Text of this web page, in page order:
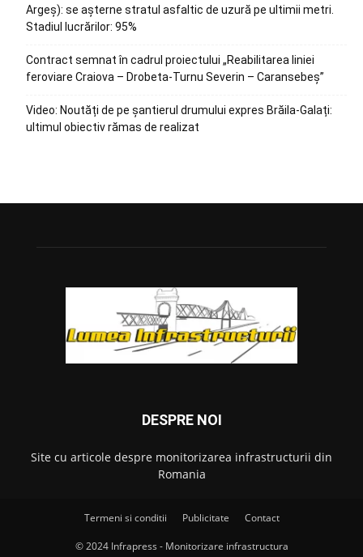
Argeș): se așterne stratul asfaltic de uzură pe ultimii metri.
Stadiul lucrărilor: 95%
Contract semnat în cadrul proiectului „Reabilitarea liniei
feroviare Craiova – Drobeta-Turnu Severin – Caransebeș”
Video: Noutăți de pe șantierul drumului expres Brăila-Galați:
ultimul obiectiv rămas de realizat
DESPRE NOI
Site cu articole despre monitorizarea infrastructurii din
Romania
Termeni si conditii Publicitate Contact
© 2024 Infrapress - Monitorizare infrastructura